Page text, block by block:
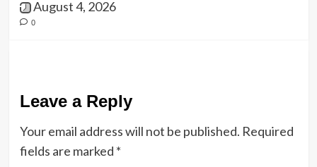
August 4, 2026
0
Leave a Reply
Your email address will not be published. Required
fields are marked *